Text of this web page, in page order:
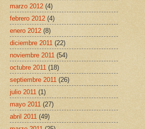
marzo 2012 (4)
febrero 2012 (4)
enero 2012 (8)
diciembre 2011 (22)
noviembre 2011 (54)
octubre 2011 (18)
septiembre 2011 (26)
julio 2011 (1)
mayo 2011 (27)
abril 2011 (49)